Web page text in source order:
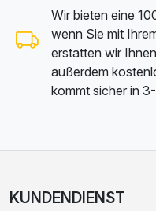
Wir bieten eine
wenn Sie mit
erstatten wir
außerdem
kommt sicher in
KUNDENDIENST